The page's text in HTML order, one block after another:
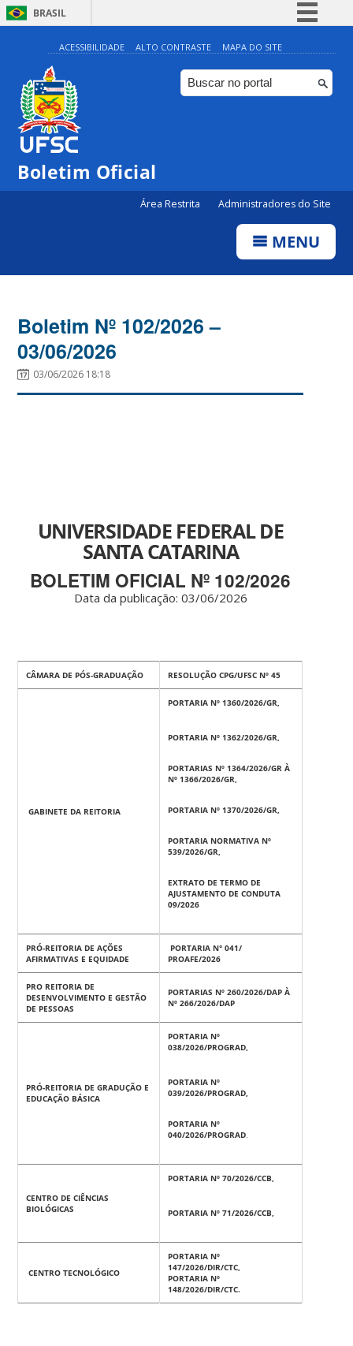
BRASIL
Simplifique!
Comunica BR
Participe
ACESSIBILIDADE ALTO CONTRASTE MAPA DO SITE
Boletim Oficial
Área Restrita Administradores do Site
MENU
Boletim Nº 102/2026 –
03/06/2026
03/06/2026 18:18
UNIVERSIDADE FEDERAL DE
SANTA CATARINA
BOLETIM OFICIAL Nº 102/2026
Data da publicação: 03/06/2026
CÂMARA DE PÓS-GRADUAÇÃO RESOLUÇÃO CPG/UFSC Nº 45
GABINETE DA REITORIA
PORTARIA Nº 1360/2026/GR,
PORTARIA Nº 1362/2026/GR,
PORTARIAS Nº 1364/2026/GR À
Nº 1366/2026/GR,
PORTARIA Nº 1370/2026/GR,
PORTARIA NORMATIVA Nº
539/2026/GR,
EXTRATO DE TERMO DE
AJUSTAMENTO DE CONDUTA
09/2026
PRÓ-REITORIA DE AÇÕES
AFIRMATIVAS E EQUIDADE
PORTARIA N° 041/
PROAFE/2026
PRO REITORIA DE
DESENVOLVIMENTO E GESTÃO
DE PESSOAS
PORTARIAS Nº 260/2026/DAP À
Nº 266/2026/DAP
PRÓ-REITORIA DE GRADUÇÃO E
EDUCAÇÃO BÁSICA
PORTARIA Nº
038/2026/PROGRAD,
PORTARIA Nº
039/2026/PROGRAD,
PORTARIA Nº
040/2026/PROGRAD.
CENTRO DE CIÊNCIAS
BIOLÓGICAS
PORTARIA Nº 70/2026/CCB,
PORTARIA Nº 71/2026/CCB,
CENTRO TECNOLÓGICO
PORTARIA Nº
147/2026/DIR/CTC,
PORTARIA Nº
148/2026/DIR/CTC.